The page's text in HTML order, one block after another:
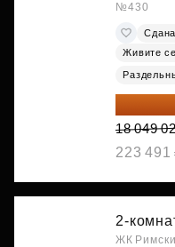
№430
Сдана
Живите
14 258
18 049
223 491
2-
ЖК